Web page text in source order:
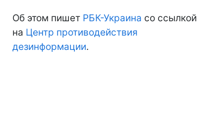
Об этом пишет РБК-Украина со ссылкой
на Центр противодействия
дезинформации.